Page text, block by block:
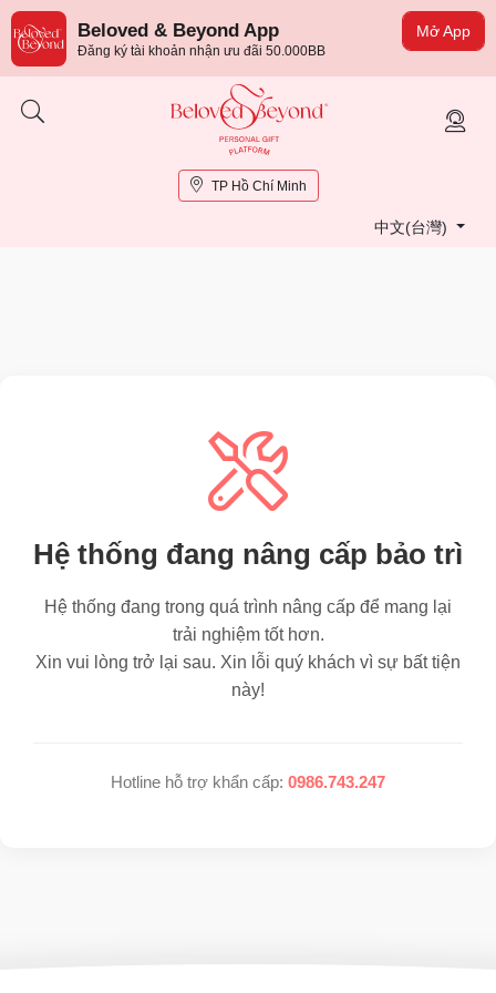
Mở App
Beloved & Beyond App
Đăng ký tài khoản nhận ưu đãi 50.000BB
TP Hồ Chí Minh
中文(台灣)
Hệ thống đang nâng cấp bảo trì
Hệ thống đang trong quá trình nâng cấp để mang lại
trải nghiệm tốt hơn.
Xin vui lòng trở lại sau. Xin lỗi quý khách vì sự bất tiện
này!
Hotline hỗ trợ khẩn cấp: 0986.743.247